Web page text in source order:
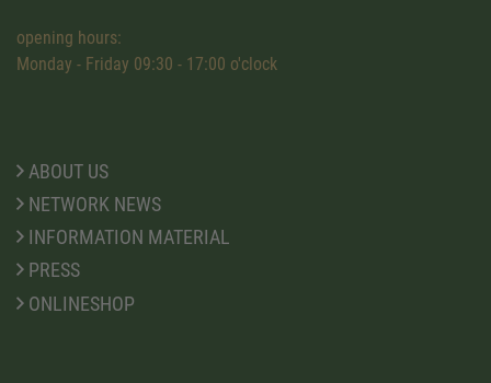
opening hours:
Monday - Friday 09:30 - 17:00 o'clock
ABOUT US
NETWORK NEWS
INFORMATION MATERIAL
PRESS
ONLINESHOP